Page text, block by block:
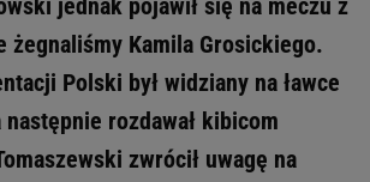
jednak pojawił się na meczu z
żegnaliśmy Kamila Grosickiego.
Polski był widziany na ławce
rozdawał kibicom
zwrócił uwagę na